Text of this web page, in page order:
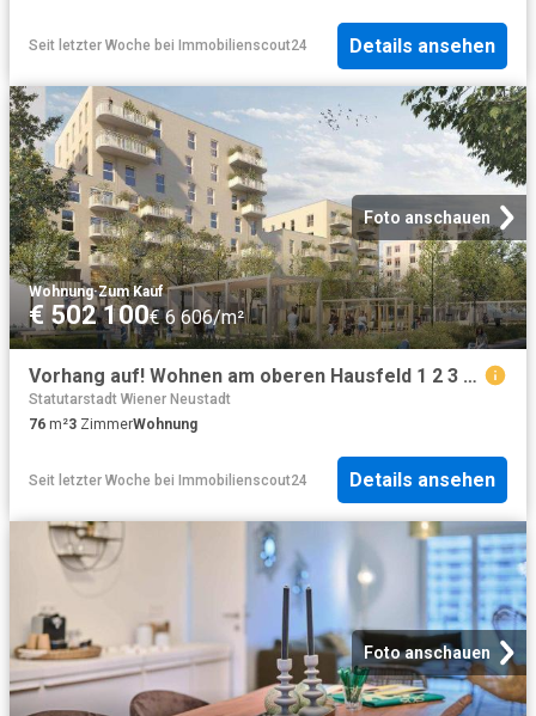
Seit letzter Woche bei Immobilienscout24 Details ansehen
Foto anschauen
Wohnung·Zum Kauf
€ 502 100€ 6 606/m²
Vorhang auf! Wohnen am oberen Hausfeld 1 2 3 Zimmer Traum T2.12
Statutarstadt Wiener Neustadt
76 m²3 ZimmerWohnung
Seit letzter Woche bei Immobilienscout24 Details ansehen
Foto anschauen